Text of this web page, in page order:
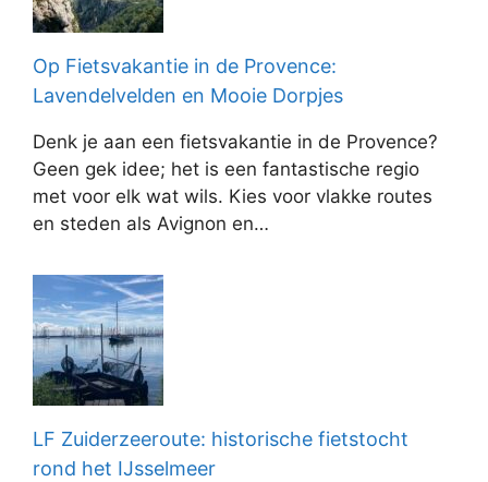
Op Fietsvakantie in de Provence:
Lavendelvelden en Mooie Dorpjes
Denk je aan een fietsvakantie in de Provence?
Geen gek idee; het is een fantastische regio
met voor elk wat wils. Kies voor vlakke routes
en steden als Avignon en…
LF Zuiderzeeroute: historische fietstocht
rond het IJsselmeer